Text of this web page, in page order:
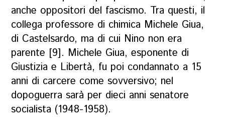
anche oppositori del fascismo. Tra questi, il
collega professore di chimica Michele Giua,
di Castelsardo, ma di cui Nino non era
parente [9]. Michele Giua, esponente di
Giustizia e Libertà, fu poi condannato a 15
anni di carcere come sovversivo; nel
dopoguerra sarà per dieci anni senatore
socialista (1948-1958).